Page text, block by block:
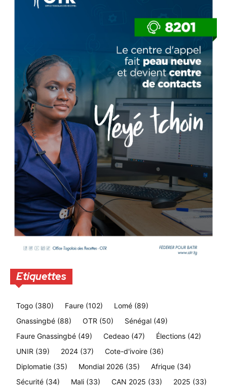
Etiquettes
Togo (380) Faure (102) Lomé (89)
Gnassingbé (88) OTR (50) Sénégal (49)
Faure Gnassingbé (49) Cedeao (47) Élections (42)
UNIR (39) 2024 (37) Cote-d'ivoire (36)
Diplomatie (35) Mondial 2026 (35) Afrique (34)
Sécurité (34) Mali (33) CAN 2025 (33) 2025 (33)